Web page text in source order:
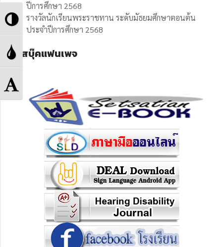
Toggle
High
Contrast
Toggle
Grayscale
Toggle
Font
ปีการศึกษา 2568
รางวัลนักเรียนพระราชทาน ระดับมัธยมศึกษาตอนต้น
ประจำปีการศึกษา 2568
เฟสบุ๊คแฟนเพจ